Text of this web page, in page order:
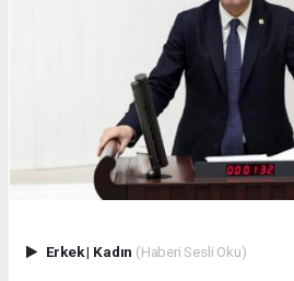
Erkek| Kadın (Haberi Sesli Oku)